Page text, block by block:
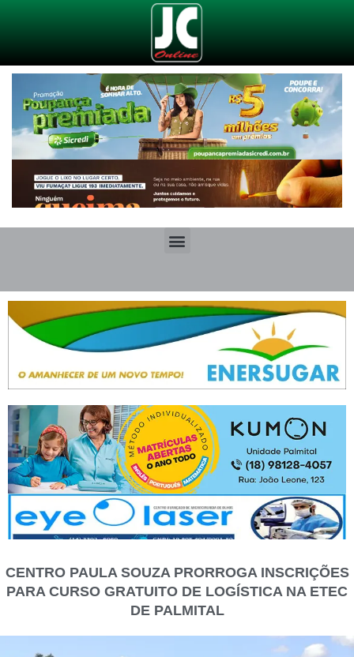
CENTRO PAULA SOUZA PRORROGA INSCRIÇÕES
PARA CURSO GRATUITO DE LOGÍSTICA NA ETEC
DE PALMITAL